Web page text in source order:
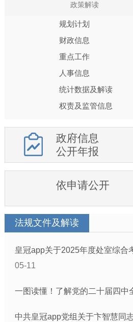
政策解读
规划计划
财政信息
重点工作
人事信息
统计数据及解读
权责及监管信息
政府信息
公开年报
依申请公开
法规文件及解读
皇冠app关于2025年度处室综合
05-11
一图读懂！了解党的二十届四中
中共皇冠app党组关于卞智慧同